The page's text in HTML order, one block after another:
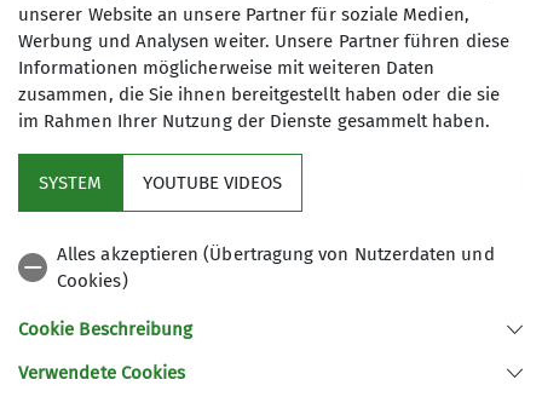
Preis
Kosten der Anreise in Fahrgemeinschaft,
Campingplatz (nach Auswahl selbstständig zu
buchen) und Verpflegung
unserer Website an unsere Partner für soziale Medien,
Werbung und Analysen weiter. Unsere Partner führen diese
Informationen möglicherweise mit weiteren Daten
zusammen, die Sie ihnen bereitgestellt haben oder die sie
im Rahmen Ihrer Nutzung der Dienste gesammelt haben.
SYSTEM YOUTUBE VIDEOS
Alles akzeptieren (Übertragung von Nutzerdaten und
Cookies)
Cookie Beschreibung
Verwendete Cookies